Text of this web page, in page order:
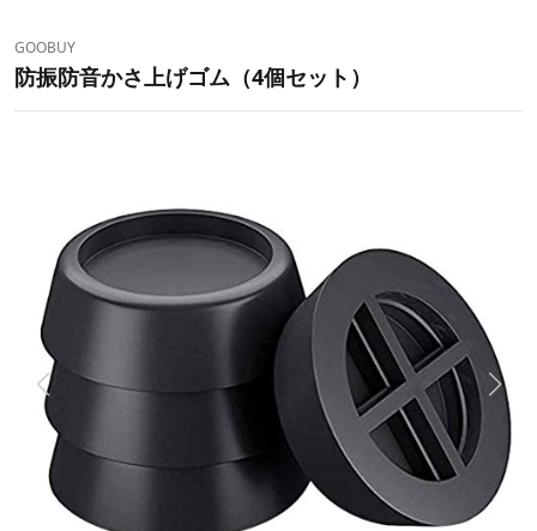
GOOBUY
防振防音かさ上げゴム（4個セット）